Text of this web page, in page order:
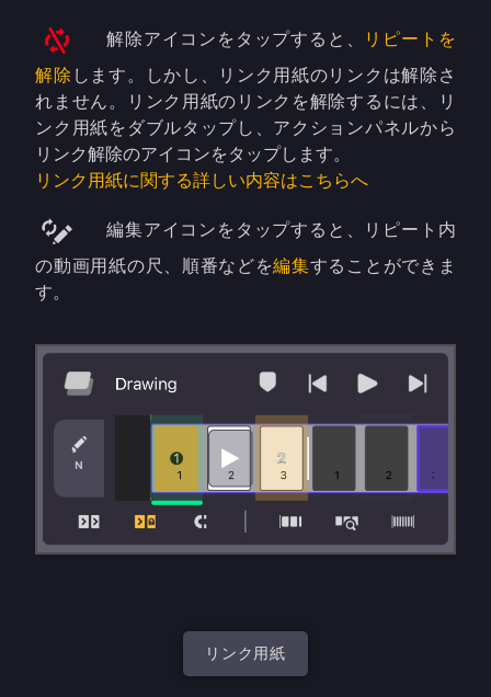
解除アイコンをタップすると、
リピートを
解除 します。しかし、リンク用紙のリンクは解除さ
れません。リンク用紙のリンクを解除するには、リ
ンク用紙をダブルタップし、アクションパネルから
リンク解除のアイコンをタップします。
リンク用紙に関する詳しい内容はこちらへ
編集アイコンをタップすると、リピート内
の動画用紙の尺、順番などを編集することができま
す。
リンク用紙